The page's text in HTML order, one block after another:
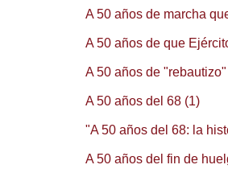
A 50 años de marcha
A 50 años de que
A 50 años de
A 50 años del 68 (1)
"A 50 años del 68: la
A 50 años del fin de